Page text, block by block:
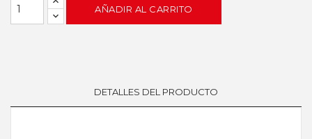
AÑADIR AL CARRITO
DETALLES DEL PRODUCTO